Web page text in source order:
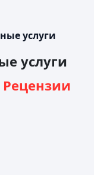
услуги
услуги